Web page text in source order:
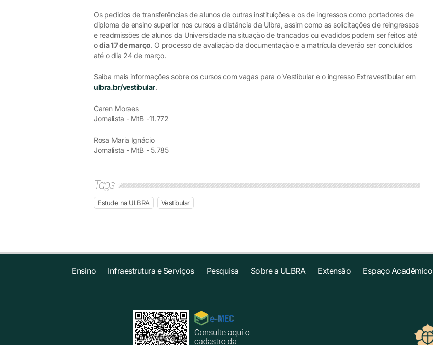
Os pedidos de transferências de alunos de outras instituições e os de ingressos como portadores de
diploma de ensino superior nos cursos a distância da Ulbra, assim como as solicitações de reingressos
e readmissões de alunos da Universidade na situação de trancados ou evadidos podem ser feitos até
odia 17 de março. O processo de avaliação da documentação e a matrícula deverão ser concluídos
até o dia 24 de março.
Saiba mais informações sobre os cursos com vagas para o Vestibular e o ingresso Extravestibular em
ulbra.br/vestibular.
Caren Moraes
Jornalista - MtB -11.772
Rosa Maria Ignácio
Jornalista - MtB - 5.785
Tags
Estude na ULBRA Vestibular
Ensino Infraestrutura e Serviços Pesquisa Sobre a ULBRA Extensão Espaço Acadêmico